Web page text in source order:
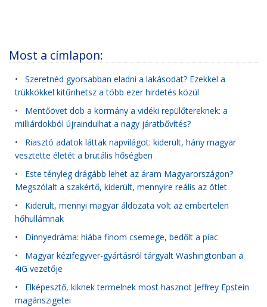
Most a címlapon:
• Szeretnéd gyorsabban eladni a lakásodat? Ezekkel a
trükkökkel kitűnhetsz a több ezer hirdetés közül
• Mentőövet dob a kormány a vidéki repülőtereknek: a
milliárdokból újraindulhat a nagy járatbővítés?
• Riasztó adatok láttak napvilágot: kiderült, hány magyar
vesztette életét a brutális hőségben
• Este tényleg drágább lehet az áram Magyarországon?
Megszólalt a szakértő, kiderült, mennyire reális az ötlet
• Kiderült, mennyi magyar áldozata volt az embertelen
hőhullámnak
• Dinnyedráma: hiába finom csemege, bedőlt a piac
• Magyar kézifegyver-gyártásról tárgyalt Washingtonban a
4iG vezetője
• Elképesztő, kiknek termelnek most hasznot Jeffrey Epstein
magánszigetei